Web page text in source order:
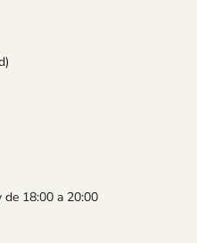
de 18:00 a 20:00